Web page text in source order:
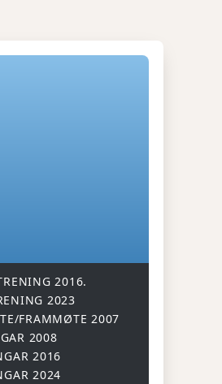
2016.
2023
FRAMMØTE 2007
2008
2016
2024